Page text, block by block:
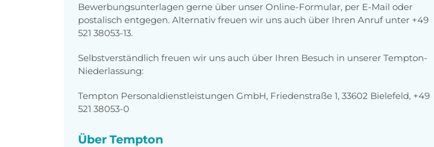
Bewerbungsunterlagen gerne über unser Online-Formular, per E-Mail oder
postalisch entgegen. Alternativ freuen wir uns auch über Ihren Anruf unter +49
521 38053-13.
Selbstverständlich freuen wir uns auch über Ihren Besuch in unserer Tempton-
Niederlassung:
Tempton Personaldienstleistungen GmbH, Friedenstraße 1, 33602 Bielefeld, +49
521 38053-0
Über Tempton